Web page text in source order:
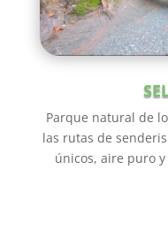
Parque natural de
las rutas de
únicos, aire puro